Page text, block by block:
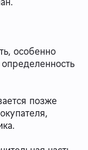
особенно
позже